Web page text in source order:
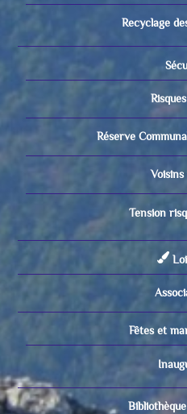
Recyclage
Réserve
Tension
Fêtes et